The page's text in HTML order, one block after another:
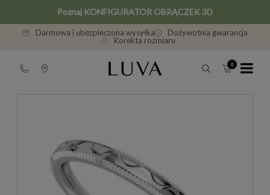
Poznaj KONFIGURATOR OBRĄCZEK 3D
Darmowa i ubezpieczona wysyłka
Dożywotnia gwarancja
Korekta rozmiaru